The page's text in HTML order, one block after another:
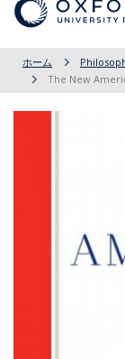
ホーム
The New